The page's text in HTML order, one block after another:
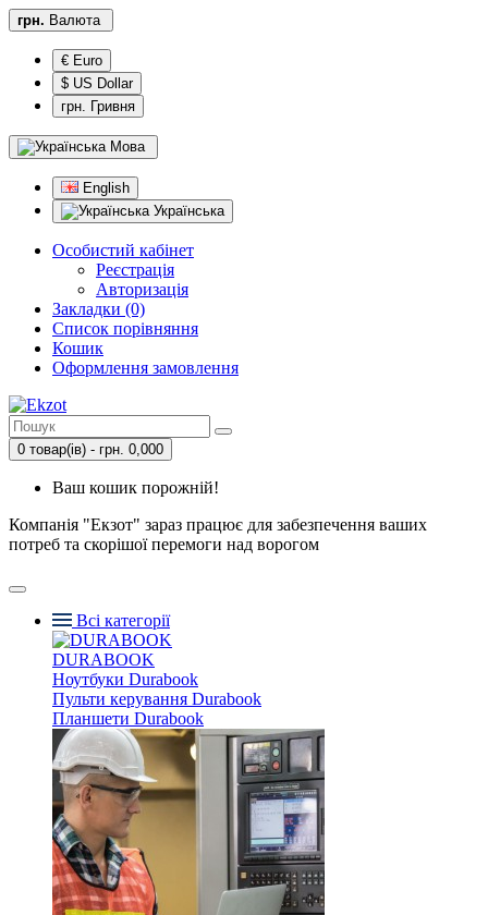
грн. Валюта
€ Euro
$ US Dollar
грн. Гривня
Мова
English
Українська
Особистий кабінет
Реєстрація
Авторизація
Закладки (0)
Список порівняння
Кошик
Оформлення замовлення
0 товар(ів) - грн. 0,000
Ваш кошик порожній!
Компанія "Екзот" зараз працює для забезпечення ваших
потреб та скорішої перемоги над ворогом
Всі категорії
DURABOOK
Ноутбуки Durabook
Пульти керування Durabook
Планшети Durabook